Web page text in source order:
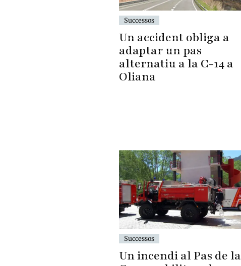
Successos
Un accident obliga a
adaptar un pas
alternatiu a la C-14 a
Oliana
Successos
Un incendi al Pas de la